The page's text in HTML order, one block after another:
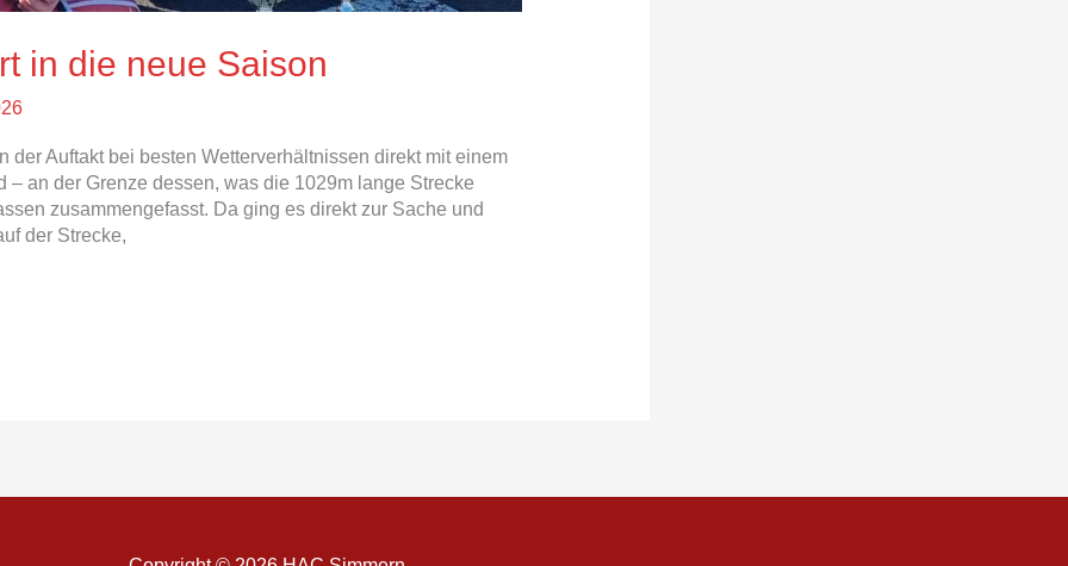
in die neue Saison
der Auftakt bei besten Wetterverhältnissen direkt mit einem
– an der Grenze dessen, was die 1029m lange Strecke
zusammengefasst. Da ging es direkt zur Sache und
der Strecke,